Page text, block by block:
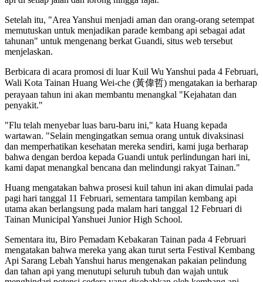
Setelah itu, "Area Yanshui menjadi aman dan orang-orang setempat
memutuskan untuk menjadikan parade kembang api sebagai adat
tahunan" untuk mengenang berkat Guandi, situs web tersebut
menjelaskan.
Berbicara di acara promosi di luar Kuil Wu Yanshui pada 4 Februari,
Wali Kota Tainan Huang Wei-che (黃偉哲) mengatakan ia berharap
perayaan tahun ini akan membantu menangkal "Kejahatan dan
penyakit."
"Flu telah menyebar luas baru-baru ini," kata Huang kepada
wartawan. "Selain mengingatkan semua orang untuk divaksinasi
dan memperhatikan kesehatan mereka sendiri, kami juga berharap
bahwa dengan berdoa kepada Guandi untuk perlindungan hari ini,
kami dapat menangkal bencana dan melindungi rakyat Tainan."
Huang mengatakan bahwa prosesi kuil tahun ini akan dimulai pada
pagi hari tanggal 11 Februari, sementara tampilan kembang api
utama akan berlangsung pada malam hari tanggal 12 Februari di
Tainan Municipal Yanshuei Junior High School.
Sementara itu, Biro Pemadam Kebakaran Tainan pada 4 Februari
mengatakan bahwa mereka yang akan turut serta Festival Kembang
Api Sarang Lebah Yanshui harus mengenakan pakaian pelindung
dan tahan api yang menutupi seluruh tubuh dan wajah untuk